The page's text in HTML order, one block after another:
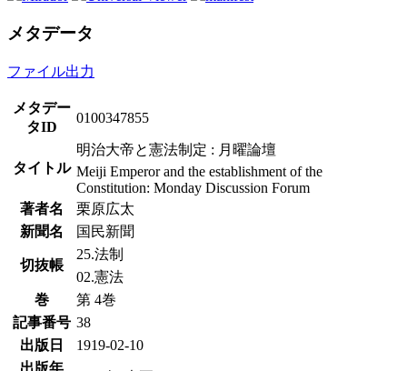
メタデータ
ファイル出力
メタデー
タID
0100347855
タイトル
明治大帝と憲法制定 : 月曜論壇
Meiji Emperor and the establishment of the
Constitution: Monday Discussion Forum
著者名
栗原広太
新聞名
国民新聞
切抜帳
25.法制
02.憲法
巻
第 4巻
記事番号 38
出版日
1919-02-10
出版年